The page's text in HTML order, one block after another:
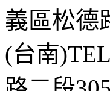
義區松德
(台南